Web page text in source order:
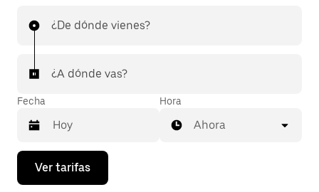
¿De dónde vienes?
¿A dónde vas?
Fecha
Presiona
flecha
Hora
Ahora
Ver tarifas